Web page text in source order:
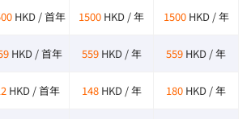
HKD / 首年 1500 HKD / 年 1500 HKD / 年
HKD / 首年 559 HKD / 年 559 HKD / 年
HKD / 首年 148 HKD / 年 180 HKD / 年